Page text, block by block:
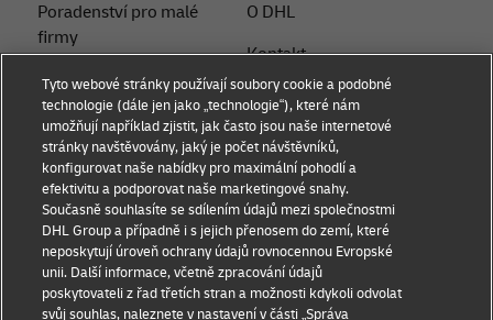
Poradenství pro malé
firmy
Poradenství v oblasti
elektronického
obchodování
B2B poradenství
Logistické poradenství
Novinky a postřehy
Přeprava s DHL
O DHL
Kontakt
Tiskové oddělení
Udržitelnost
Právní informace
Podmínky užití
Ochrana soukromí
Nastavení souborů cookie
Tyto webové stránky používají soubory cookie a podobné
technologie (dále jen jako „technologie“), které nám
umožňují například zjistit, jak často jsou naše internetové
stránky navštěvovány, jaký je počet návštěvníků,
konfigurovat naše nabídky pro maximální pohodlí a
efektivitu a podporovat naše marketingové snahy.
Současně souhlasíte se sdílením údajů mezi společnostmi
DHL Group a případně i s jejich přenosem do zemí, které
neposkytují úroveň ochrany údajů rovnocennou Evropské
unii. Další informace, včetně zpracování údajů
poskytovateli z řad třetích stran a možnosti kdykoli odvolat
svůj souhlas, naleznete v nastavení v části „Správa